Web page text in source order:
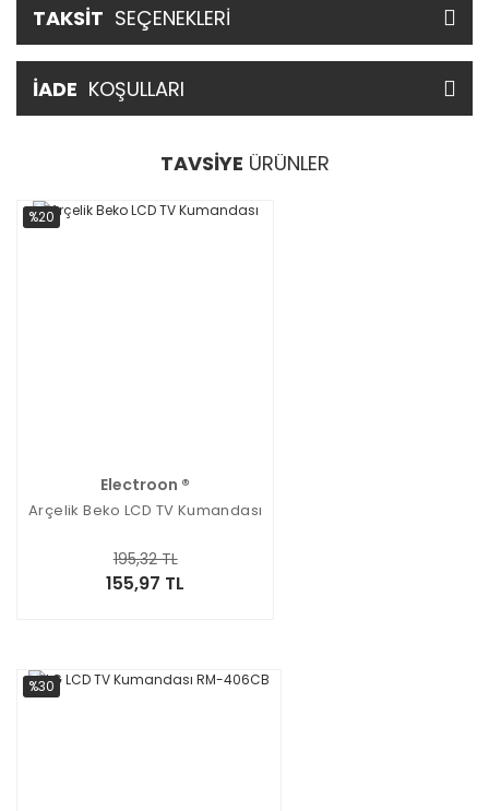
TAKSİT SEÇENEKLERİ
İADE KOŞULLARI
TAVSİYE ÜRÜNLER
%20
Electroon ®
Arçelik Beko LCD TV Kumandası
155,97 TL
195,32 TL
%30